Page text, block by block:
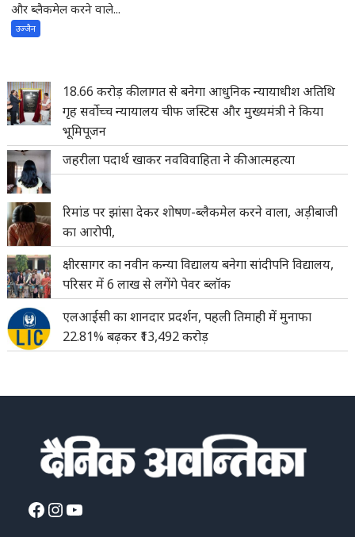
और ब्लैकमेल करने वाले...
उज्जैन
18.66 करोड़ की लागत से बनेगा आधुनिक न्यायाधीश अतिथि
गृह सर्वोच्च न्यायालय चीफ जस्टिस और मुख्यमंत्री ने किया
भूमिपूजन
जहरीला पदार्थ खाकर नवविवाहिता ने की आत्महत्या
रिमांड पर झांसा देकर शोषण-ब्लैकमेल करने वाला, अड़ीबाजी
का आरोपी,
क्षीरसागर का नवीन कन्या विद्यालय बनेगा सांदीपनि विद्यालय,
परिसर में 6 लाख से लगेंगे पेवर ब्लॉक
एलआईसी का शानदार प्रदर्शन, पहली तिमाही में मुनाफा
22.81% बढ़कर ₹13,492 करोड़
Facebook
Instagram
YouTube